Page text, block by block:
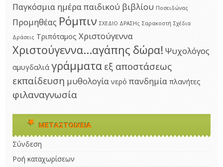
Παγκόσμια ημέρα παιδικού βιβλίου Ποσειδώνας
Προμηθέας Ρόμπιν ΣΧΕΔΙΟ ΔΡΑΣΗς Σαρακοστή Σχέδια
Δράσεις Τριπόταμος Χριστούγεννα
Χριστούγεννα...αγάπης δώρα! Ψυχολόγος
αμυγδαλιά γράμματα εξ αποστάσεως
εκπαίδευση μυθολογία νερό πανδημία πλανήτες
φιλαναγνωσία
ΜΕΤΑΣΤΟΙΧΕΊΑ
Σύνδεση
Ροή καταχωρίσεων